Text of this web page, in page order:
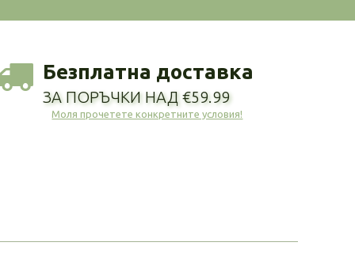
Безплатна доставка
ЗА ПОРЪЧКИ НАД €59.99
Моля прочетете конкретните условия!